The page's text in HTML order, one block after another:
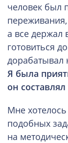
человек был
а все держал
готовиться
дорабатывал
Я была
он составлял
Мне
подобных
на